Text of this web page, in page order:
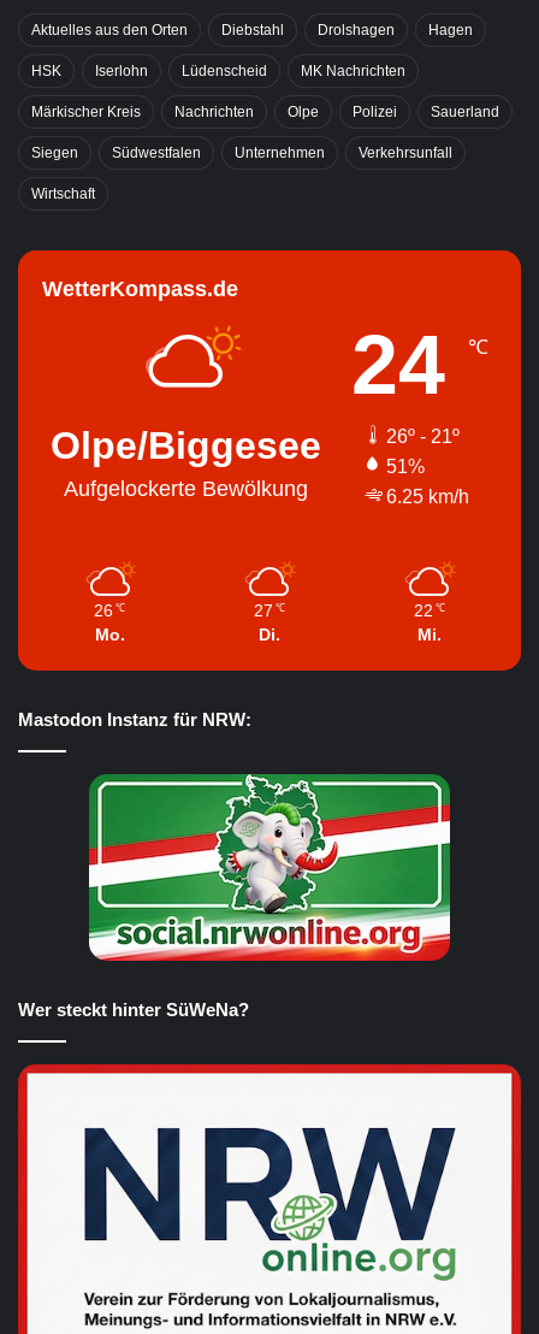
Aktuelles aus den Orten Diebstahl Drolshagen Hagen
HSK Iserlohn Lüdenscheid MK Nachrichten
Märkischer Kreis Nachrichten Olpe Polizei Sauerland
Siegen Südwestfalen Unternehmen Verkehrsunfall
Wirtschaft
WetterKompass.de
Olpe/Biggesee
Aufgelockerte Bewölkung
24 ℃
26º - 21º
51%
6.25 km/h
26 ℃
Mo.
27 ℃
Di.
22 ℃
Mi.
Mastodon Instanz für NRW:
Wer steckt hinter SüWeNa?